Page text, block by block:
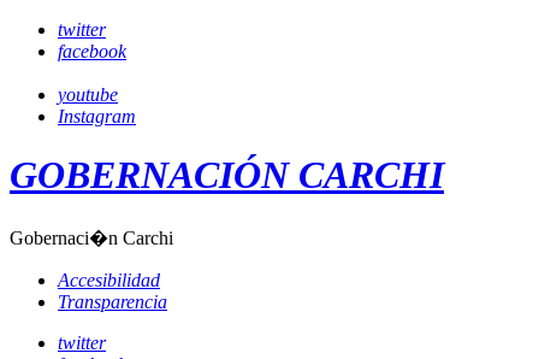
twitter
facebook
youtube
Instagram
GOBERNACIÓN CARCHI
Gobernaci�n Carchi
Accesibilidad
Transparencia
twitter